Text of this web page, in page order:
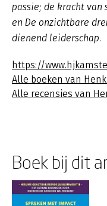
passie; de kracht
en De onzichtbare
dienend leiderschap.
https://
Alle boeken van
Alle recensies van
Boek bij dit